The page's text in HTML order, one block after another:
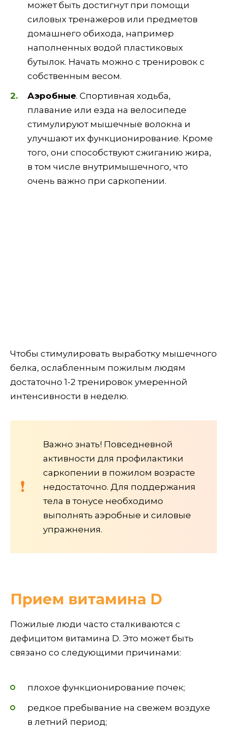
может быть достигнут при помощи
силовых тренажеров или предметов
домашнего обихода, например
наполненных водой пластиковых
бутылок. Начать можно с тренировок с
собственным весом.
Аэробные. Спортивная ходьба,
плавание или езда на велосипеде
стимулируют мышечные волокна и
улучшают их функционирование. Кроме
того, они способствуют сжиганию жира,
в том числе внутримышечного, что
очень важно при саркопении.
Чтобы стимулировать выработку мышечного
белка, ослабленным пожилым людям
достаточно 1-2 тренировок умеренной
интенсивности в неделю.
Важно знать! Повседневной
активности для профилактики
саркопении в пожилом возрасте
недостаточно. Для поддержания
тела в тонусе необходимо
выполнять аэробные и силовые
упражнения.
Прием витамина D
Пожилые люди часто сталкиваются с
дефицитом витамина D. Это может быть
связано со следующими причинами:
плохое функционирование почек;
редкое пребывание на свежем воздухе
в летний период;